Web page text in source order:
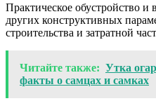
Практическое обустройство
других конструктивных
строительства и затратной
Читайте также: Утка
факты о самцах и самках